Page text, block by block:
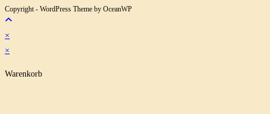
Copyright - WordPress Theme by OceanWP
×
×
Warenkorb